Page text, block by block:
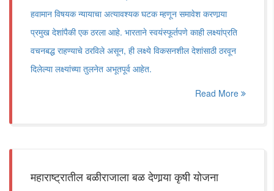
हवामान विषयक न्यायाचा अत्यावश्यक घटक म्हणून समावेश करणार्‍या
प्रमुख देशांपैकी एक ठरला आहे. भारताने स्वयंस्फूर्तपणे काही लक्ष्यांप्रति
वचनबद्ध राहण्याचे ठरविले असून, ही लक्ष्ये विकसनशील देशांसाठी ठरवून
दिलेल्या लक्ष्यांच्या तुलनेत अभूतपूर्व आहेत.
Read More
महाराष्ट्रातील बळीराजाला बळ देणार्‍या कृषी योजना